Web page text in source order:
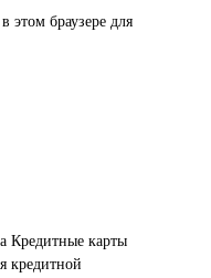
этом браузере для
Кредитные карты
кредитной